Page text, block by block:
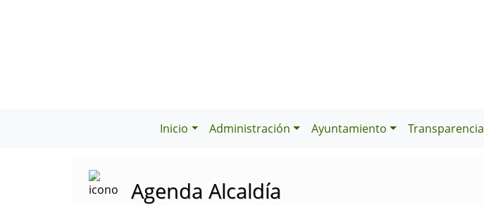
Inicio Administración Ayuntamiento Transparencia
Agenda Alcaldía